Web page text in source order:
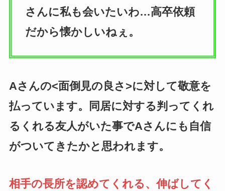
さんに私も会いたいわ…高卒依頼
だから懐かしいねぇ。
Aさんの<面倒見の良さ>に対して敬意を
払っています。同居に対する判ってくれ
るくれる友人がいた事でAさんにも自信
がついてきたかと思われます。
相手の長所を認めてくれる、伸ばしてく